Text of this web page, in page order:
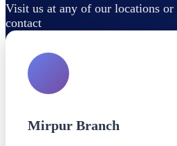
Visit us at any of our locations
contact
Mirpur Branch